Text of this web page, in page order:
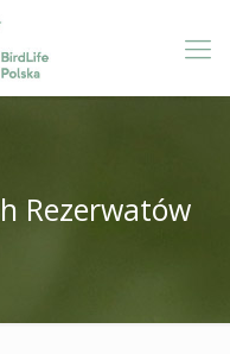
Rezerwatów